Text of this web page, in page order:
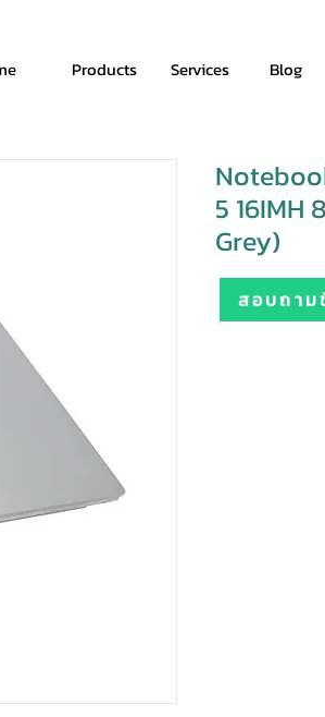
Products Services Blog
5 16IMH
Grey)
สอบถาม